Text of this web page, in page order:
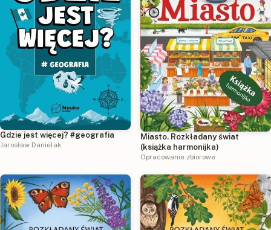
Gdzie jest więcej? #geografia
Jarosław Danielak
Miasto. Rozkładany świat
(książka harmonijka)
Opracowanie zbiorowe